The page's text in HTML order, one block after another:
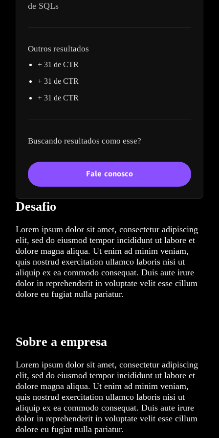
Desafio
Lorem ipsum dolor sit amet, consectetur adipiscing
elit, sed do eiusmod tempor incididunt ut labore et
dolore magna aliqua. Ut enim ad minim veniam,
quis nostrud exercitation ullamco laboris nisi ut
aliquip ex ea commodo consequat. Duis aute irure
dolor in reprehenderit in voluptate velit esse cillum
dolore eu fugiat nulla pariatur.
Sobre a empresa
Lorem ipsum dolor sit amet, consectetur adipiscing
elit, sed do eiusmod tempor incididunt ut labore et
dolore magna aliqua. Ut enim ad minim veniam,
quis nostrud exercitation ullamco laboris nisi ut
aliquip ex ea commodo consequat. Duis aute irure
dolor in reprehenderit in voluptate velit esse cillum
dolore eu fugiat nulla pariatur.
de SQLs
Outros resultados
+ 31 de CTR
+ 31 de CTR
+ 31 de CTR
Buscando resultados como esse?
Fale conosco